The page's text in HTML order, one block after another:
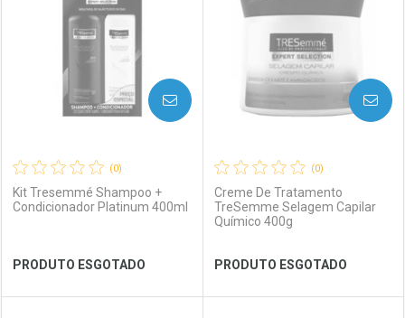
Laboratório
Ver Desconto Convênio
Por Menos Laboratório
Ver Desconto Convênio
Por Menos
(0)
Kit Tresemmé Shampoo +
Condicionador Platinum 400ml
PRODUTO ESGOTADO
AVISE-ME
(0)
Creme De Tratamento
TreSemme Selagem Capilar
Químico 400g
PRODUTO ESGOTADO
AVISE-ME